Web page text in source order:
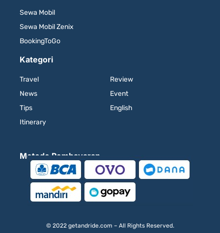
Sewa Mobil
Sewa Mobil Zenix
BookingToGo
Kategori
Travel
News
Tips
Itinerary
Review
Event
English
Metode Pembayaran
© 2022 getandride.com – All Rights Reserved.